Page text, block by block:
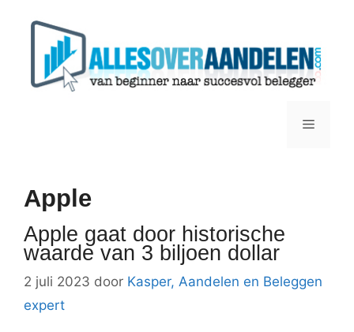
Menu
Apple
Apple gaat door historische
waarde van 3 biljoen dollar
2 juli 2023 door Kasper, Aandelen en Beleggen
expert